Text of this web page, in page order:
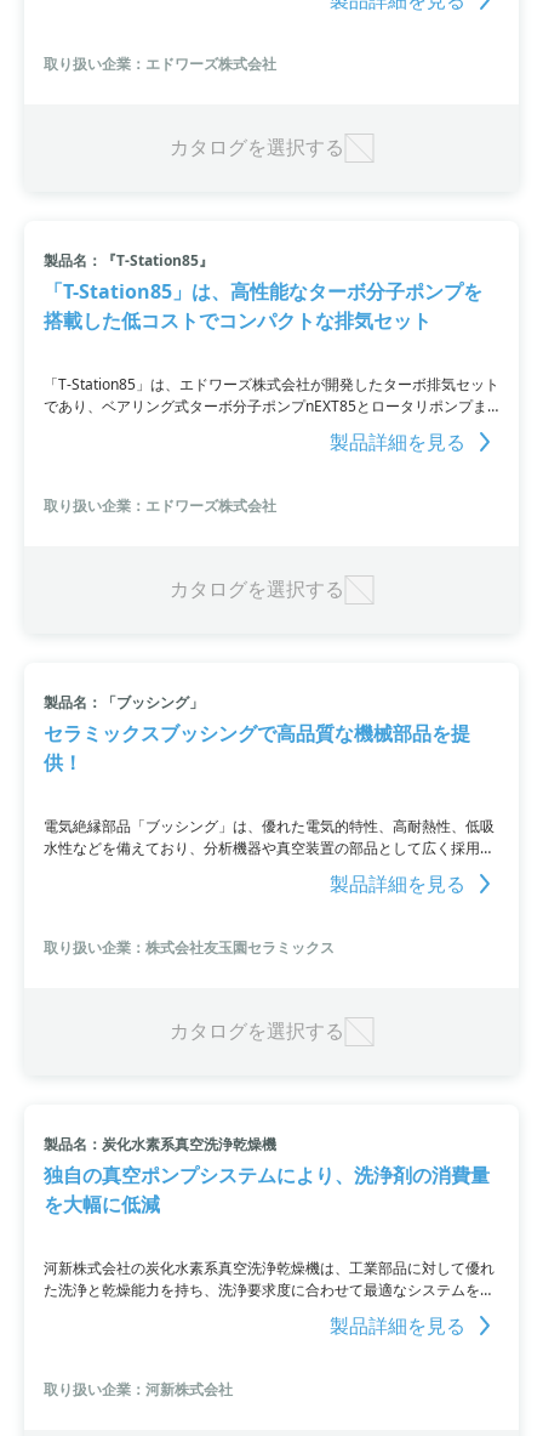
関わる用途で使われています。排気速度は40～750m3/hrであり、到
ストオン）。中国天津工場製のものはメカニカルブースターEHとの接
続が可能であり、ポンプの排気速度と到達圧力を向上させることがで
取り扱い企業：エドワーズ株式会社
カタログを選択する
製品名：『T-Station85』
「T-Station85」は、高性能なターボ分子ポンプを
搭載した低コストでコンパクトな排気セット
「T-Station85」は、エドワーズ株式会社が開発したターボ排気セット
であり、ベアリング式ターボ分子ポンプnEXT85とロータリポンプま
たはダイヤフラムポンプを組み合わせ、コントローラを搭載した製品
です。シンプルな操作性とアクティブゲージ、ベントバルブの制御が
３種類の選択肢があります。
製品詳細を見る
取り扱い企業：エドワーズ株式会社
カタログを選択する
製品名：「ブッシング」
セラミックスブッシングで高品質な機械部品を提
供！
電気絶縁部品「ブッシング」は、優れた電気的特性、高耐熱性、低吸
水性などを備えており、分析機器や真空装置の部品として広く採用さ
れています。低ガス放出であり、長寿命なため、信頼性の高い機械部
品として使用することができます。さらに、貴社の技術仕様に合わせ
製品詳細を見る
取り扱い企業：株式会社友玉園セラミックス
カタログを選択する
製品名：炭化水素系真空洗浄乾燥機
独自の真空ポンプシステムにより、洗浄剤の消費量
を大幅に低減
河新株式会社の炭化水素系真空洗浄乾燥機は、工業部品に対して優れ
た洗浄と乾燥能力を持ち、洗浄要求度に合わせて最適なシステムを提
案します。洗浄不良や乾燥の問題に悩んでいる方や洗浄剤の消費量を
削減したい方におすすめです。独自の真空ポンプシステムにより、洗
もあります。さまざまなサイズや洗浄槽数に対応した洗浄機を設計・
製造しています。
製品詳細を見る
取り扱い企業：河新株式会社